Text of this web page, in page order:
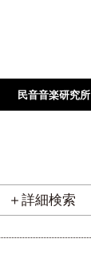
民音音楽研究所
＋詳細検索